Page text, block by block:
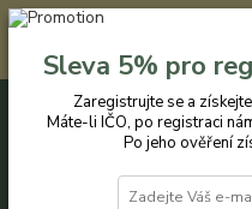
Registrovaným zákazníkům
IČO, po registraci nám jej
získáte slevu
+420 774 544 973
Sleva 5% pro
Zaregistrujte se a
Máte-li IČO, po registraci
Po jeho ověření